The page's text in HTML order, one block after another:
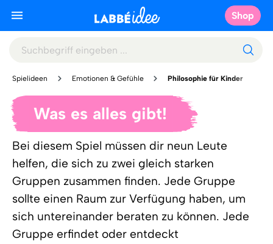
Shop
Spielideen Emotionen & Gefühle Philosophie für Kinder
Was es alles gibt!
Bei diesem Spiel müssen dir neun Leute
helfen, die sich zu zwei gleich starken
Gruppen zusammen finden. Jede Gruppe
sollte einen Raum zur Verfügung haben, um
sich untereinander beraten zu können. Jede
Gruppe erfindet oder entdeckt